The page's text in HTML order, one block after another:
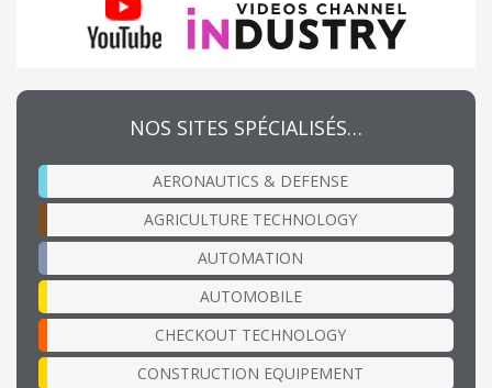
NOS SITES SPÉCIALISÉS…
AERONAUTICS & DEFENSE
AGRICULTURE TECHNOLOGY
AUTOMATION
AUTOMOBILE
CHECKOUT TECHNOLOGY
CONSTRUCTION EQUIPEMENT